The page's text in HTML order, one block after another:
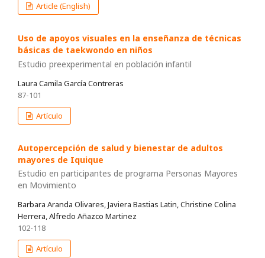
Article (English)
Uso de apoyos visuales en la enseñanza de técnicas
básicas de taekwondo en niños
Estudio preexperimental en población infantil
Laura Camila García Contreras
87-101
Artículo
Autopercepción de salud y bienestar de adultos
mayores de Iquique
Estudio en participantes de programa Personas Mayores
en Movimiento
Barbara Aranda Olivares, Javiera Bastias Latin, Christine Colina
Herrera, Alfredo Añazco Martinez
102-118
Artículo